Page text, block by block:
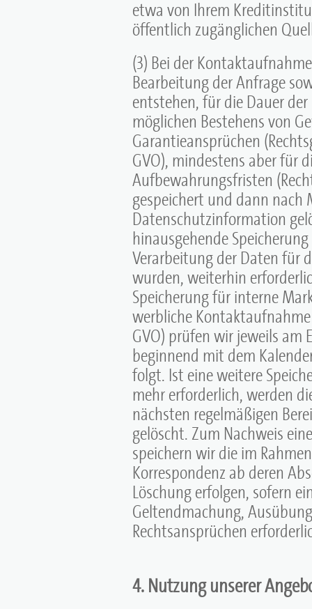
etwa von Ihrem
öffentlich zugänglichen
(3) Bei der
Bearbeitung der Anfrage
entstehen, für die Dauer
möglichen Bestehens von
Garantieansprüchen
GVO), mindestens aber für
Aufbewahrungsfristen
gespeichert und dann nach
Datenschutzinformation
hinausgehende
Verarbeitung der Daten für
wurden, weiterhin
Speicherung für interne
werbliche Kontaktaufnahme
GVO) prüfen wir jeweils am
beginnend mit dem
folgt. Ist eine weitere
mehr erforderlich, werden
nächsten regelmäßigen
gelöscht. Zum Nachweis
speichern wir die im
Korrespondenz ab deren
Löschung erfolgen, sofern
Geltendmachung,
Rechtsansprüchen
4. Nutzung unserer